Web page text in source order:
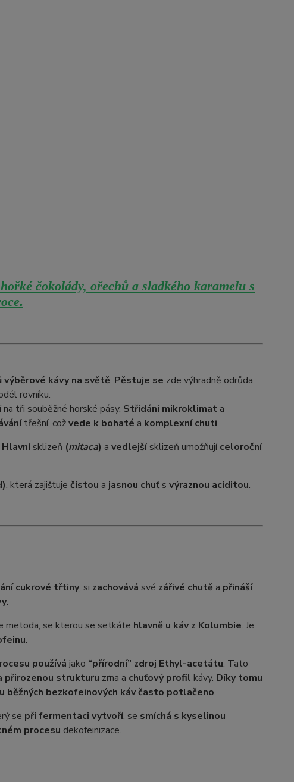
čokolády, ořechů a sladkého karamelu s
.
kávy na světě. Pěstuje se zde výhradně odrůda
rovníku.
tři souběžné horské pásy. Střídání mikroklimat a
třešní, cožvede k bohaté a komplexní chuti.
Hlavnísklizeň (mitaca) a vedlejšísklizeň umožňujíceloroční
, která zajišťuje čistou a jasnou chuťs výraznou aciditou.
cukrové třtiny, si zachovává své zářivé chutě a přináší
.
metoda, se kterou se setkáte hlavně u káv z Kolumbie. Je
.
používá jako “přírodní” zdroj Ethyl-acetátu. Tato
přirozenou strukturu zrna a chuťový profil kávy. Díky tomu
běžných bezkofeinových káv často potlačeno.
se při fermentaci vytvoří, se smíchá s kyselinou
procesu dekofeinizace.